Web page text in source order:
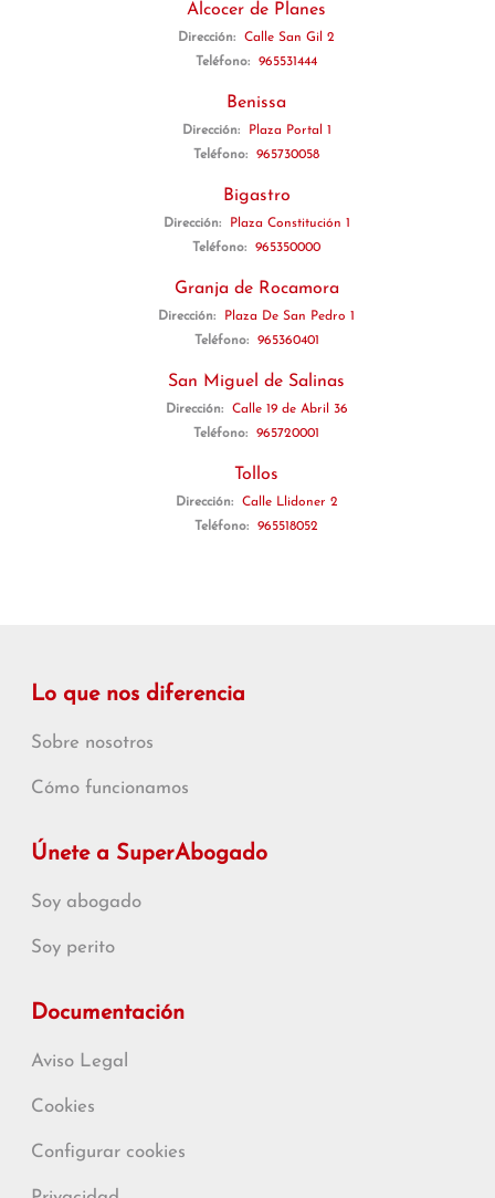
Alcocer de Planes
Dirección:
Calle San Gil 2
Teléfono:
965531444
Benissa
Dirección:
Plaza Portal 1
Teléfono:
965730058
Bigastro
Dirección:
Plaza Constitución 1
Teléfono:
965350000
Granja de Rocamora
Dirección:
Plaza De San Pedro 1
Teléfono:
965360401
San Miguel de Salinas
Dirección:
Calle 19 de Abril 36
Teléfono:
965720001
Tollos
Dirección:
Calle Llidoner 2
Teléfono:
965518052
Lo que nos diferencia
Sobre nosotros
Cómo funcionamos
Únete a SuperAbogado
Soy abogado
Soy perito
Documentación
Aviso Legal
Cookies
Configurar cookies